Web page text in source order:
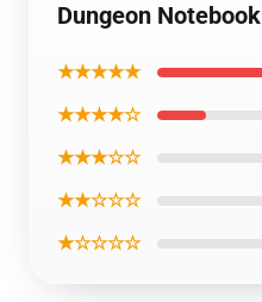
Dungeon Notebook
★★★★★
★★★★☆
★★★☆☆
★★☆☆☆
★☆☆☆☆